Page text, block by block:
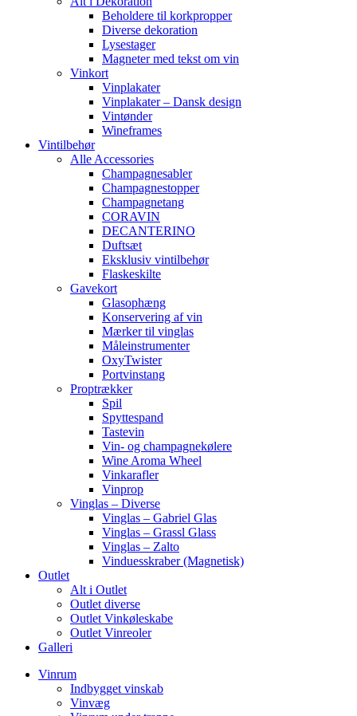
Beholdere til korkpropper
Diverse dekoration
Lysestager
Magneter med tekst om vin
Vinkort
Vinplakater
Vinplakater – Dansk design
Vintønder
Wineframes
Vintilbehør
Alle Accessories
Champagnesabler
Champagnestopper
Champagnetang
CORAVIN
DECANTERINO
Duftsæt
Eksklusiv vintilbehør
Flaskeskilte
Gavekort
Glasophæng
Konservering af vin
Mærker til vinglas
Måleinstrumenter
OxyTwister
Portvinstang
Proptrækker
Spil
Spyttespand
Tastevin
Vin- og champagnekølere
Wine Aroma Wheel
Vinkarafler
Vinprop
Vinglas – Diverse
Vinglas – Gabriel Glas
Vinglas – Grassl Glass
Vinglas – Zalto
Vinduesskraber (Magnetisk)
Outlet
Alt i Outlet
Outlet diverse
Outlet Vinkøleskabe
Outlet Vinreoler
Galleri
Vinrum
Indbygget vinskab
Vinvæg